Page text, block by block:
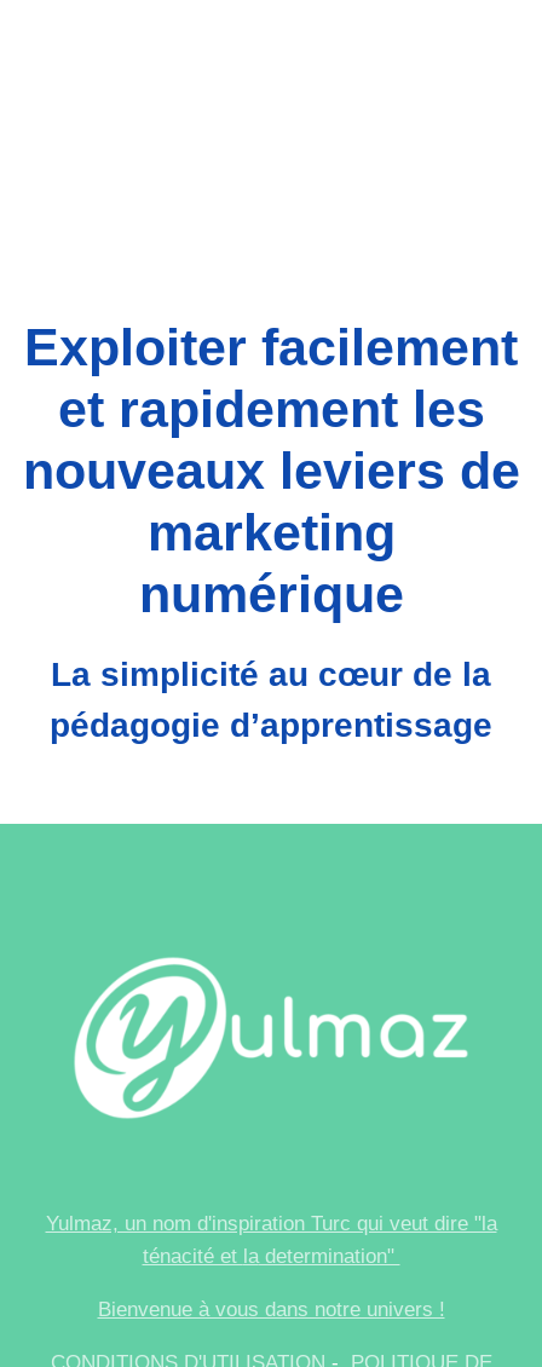
Exploiter facilement
et rapidement les
nouveaux leviers de
marketing
numérique
La simplicité au cœur de la
pédagogie d’apprentissage
Yulmaz, un nom d'inspiration Turc qui veut dire "la
ténacité et ladetermination"
Bienvenue à vous dans notre univers !